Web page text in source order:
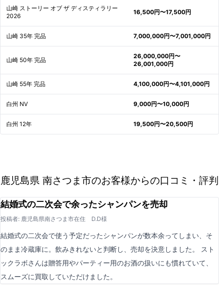
山崎 ストーリー オブ ザ ディスティラリー
2026
16,500円〜17,500円
山崎 35年 完品 7,000,000円〜7,001,000円
山崎 50年 完品
26,000,000円〜
26,001,000円
山崎 55年 完品 4,100,000円〜4,101,000円
白州 NV 9,000円〜10,000円
白州 12年 19,500円〜20,500円
鹿児島県 南さつま市のお客様からの口コミ・評判
結婚式の二次会で余ったシャンパンを売却
投稿者: 鹿児島県南さつま市在住 D.D様
結婚式の二次会で使う予定だったシャンパンが数本余ってしまい、そ
のまま冷蔵庫に。飲みきれないと判断し、売却を決意しました。 スト
ックラボさんは贈答用やパーティー用のお酒の扱いにも慣れていて、
スムーズに買取していただけました。